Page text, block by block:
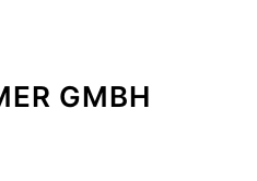
GMBH